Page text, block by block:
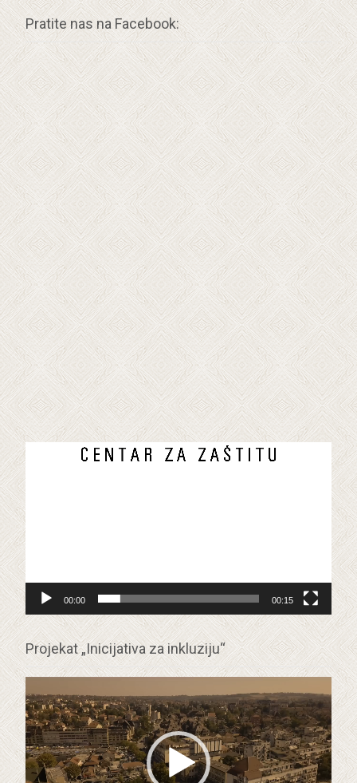
Pratite nas na Facebook:
Прегледач
записа
00:00 00:15
Projekat „Inicijativa za inkluziju“
Прегледач
видео
записа